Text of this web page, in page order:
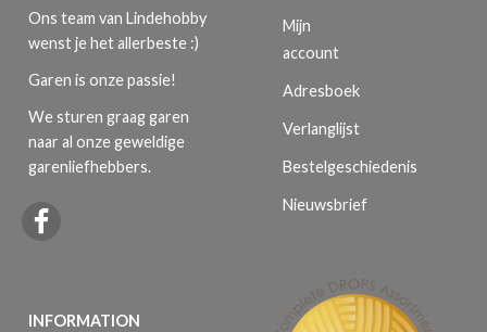
Ons team van Lindehobby
wenst je het allerbeste :)
Garen is onze passie!
We sturen graag garen
naar al onze geweldige
garenliefhebbers.
INFORMATION
Mijn
account
Adresboek
Verlanglijst
Bestelgeschiedenis
Nieuwsbrief